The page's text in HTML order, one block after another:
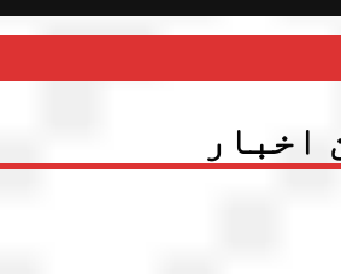
اخبار